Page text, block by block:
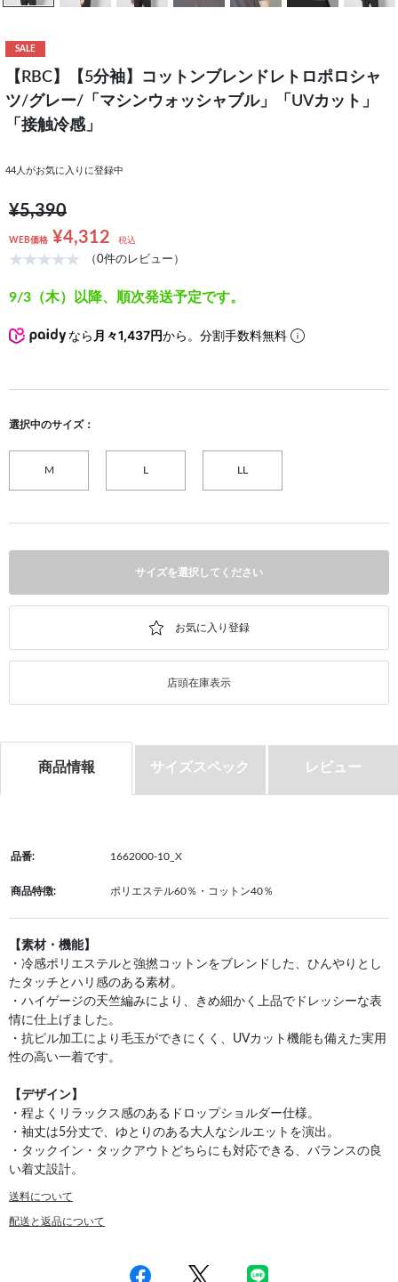
SALE
【RBC】【5分袖】コットンブレンドレトロポロシャ
ツ/グレー/「マシンウォッシャブル」「UVカット」
「接触冷感」
44 人がお気に入りに登録中
¥5,390
WEB価格 ¥4,312 税込
（0件のレビュー）
9/3（木）以降、順次発送予定です。
なら 月々1,437円から。分割手数料無料
選択中のサイズ：
M
サイズを選択してください
店頭在庫表示
商品情報 サイズスペック レビュー
品番: 1662000-10_X
商品特徴: ポリエステル60％・コットン40％
【素材・機能】
・冷感ポリエステルと強撚コットンをブレンドした、ひんやりとし
たタッチとハリ感のある素材。
・ハイゲージの天竺編みにより、きめ細かく上品でドレッシーな表
情に仕上げました。
・抗ピル加工により毛玉ができにくく、UVカット機能も備えた実用
性の高い一着です。
【デザイン】
・程よくリラックス感のあるドロップショルダー仕様。
・袖丈は5分丈で、ゆとりのある大人なシルエットを演出。
・タックイン・タックアウトどちらにも対応できる、バランスの良
い着丈設計。
送料について
配送と返品について